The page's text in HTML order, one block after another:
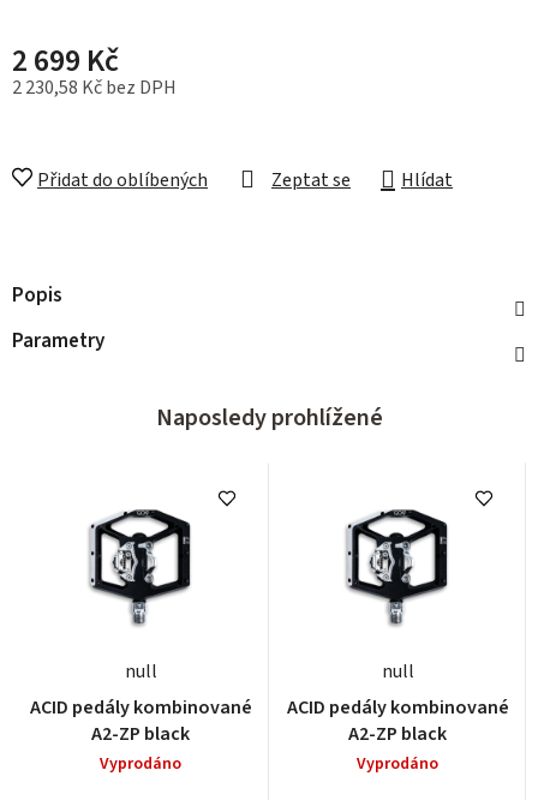
2 699 Kč
2 230,58 Kč bez DPH
Zeptat se Hlídat
Přidat do oblíbených
Popis
Parametry
Naposledy prohlížené
null
ACID pedály kombinované
A2-ZP black
Vyprodáno
null
ACID pedály kombinované
A2-ZP black
Vyprodáno